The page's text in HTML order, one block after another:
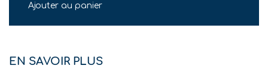
Ajouter au panier
EN SAVOIR PLUS